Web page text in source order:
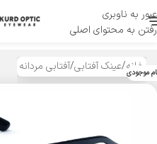
عبور به ناوبری
رفتن به محتوای اصلی
منو
خانه/عینک آفتابی/آفتابی مردانه موجودی